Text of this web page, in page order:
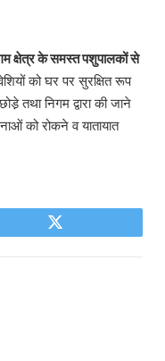
क्षेत्र के समस्त पशुपालकों से
को घर पर सुरक्षित रूप
तथा निगम द्वारा की जाने
को रोकने व यातायात
Twitter